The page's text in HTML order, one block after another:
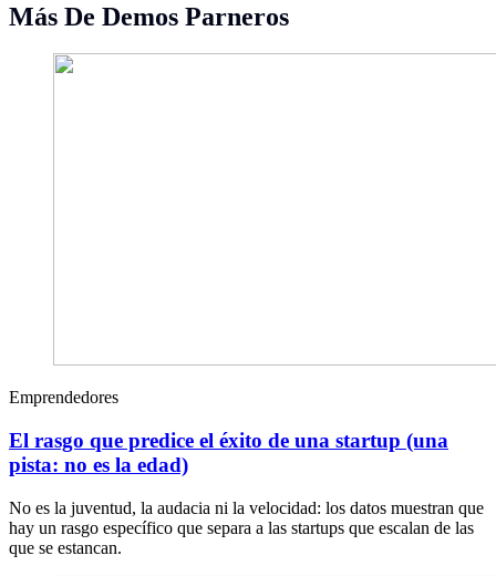
Más De Demos Parneros
Emprendedores
El rasgo que predice el éxito de una startup (una
pista: no es la edad)
No es la juventud, la audacia ni la velocidad: los datos muestran que
hay un rasgo específico que separa a las startups que escalan de las
que se estancan.